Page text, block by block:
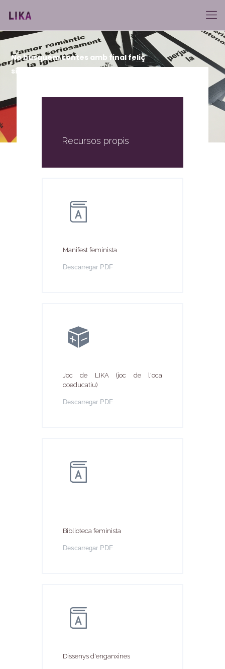
No busquem contes amb final feliç
sinó ser feliçes sense tants contes.
Recursos propis
Manifest feminista
Descarregar PDF
Joc de LIKA (joc de l'oca
coeducatiu)
Descarregar PDF
Biblioteca feminista
Descarregar PDF
Dissenys d'enganxines